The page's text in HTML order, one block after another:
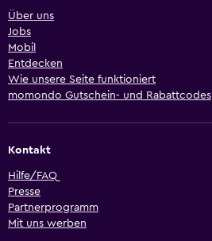
Über uns
Jobs
Mobil
Entdecken
Wie unsere Seite funktioniert
momondo Gutschein- und Rabattcodes
Kontakt
Hilfe/FAQ
Presse
Partnerprogramm
Mit uns werben